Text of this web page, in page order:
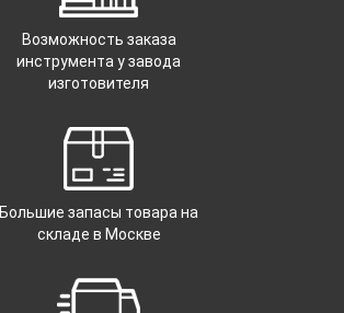
Возможность заказа
инструмента у завода
изготовителя
Большие запасы товара на
складе в Москве